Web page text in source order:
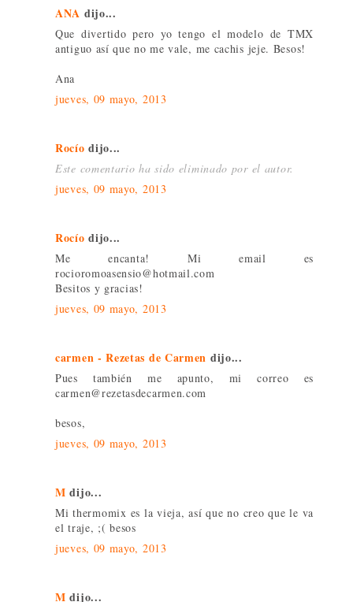
ANA dijo...
Que divertido pero yo tengo el modelo de TMX
antiguo así que no me vale, me cachis jeje. Besos!
Ana
jueves, 09 mayo, 2013
Rocío dijo...
Este comentario ha sido eliminado por el autor.
jueves, 09 mayo, 2013
Rocío dijo...
Me encanta! Mi email es
rocioromoasensio@hotmail.com
Besitos y gracias!
jueves, 09 mayo, 2013
carmen - Rezetas de Carmen dijo...
Pues también me apunto, mi correo es
carmen@rezetasdecarmen.com
besos,
jueves, 09 mayo, 2013
M dijo...
Mi thermomix es la vieja, así que no creo que le va
el traje, ;( besos
jueves, 09 mayo, 2013
M dijo...